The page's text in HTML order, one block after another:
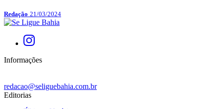
Redação 21/03/2024
Informações
redacao@seliguebahia.com.br
Editorias